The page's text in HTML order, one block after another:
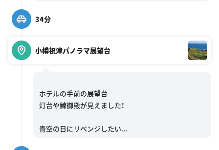
34分
小樽祝津パノラマ展望台
ホテルの手前の展望台
灯台や鰊御殿が見えました！